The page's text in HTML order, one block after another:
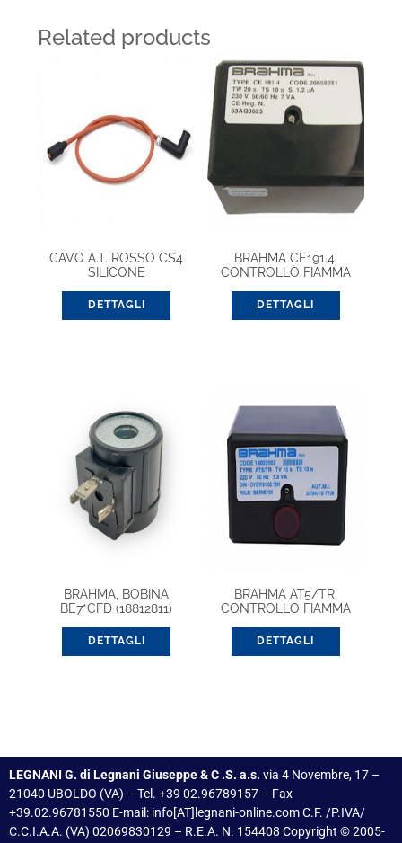
Related products
CAVO A.T. ROSSO CS4
SILICONE
DETTAGLI
BRAHMA CE191.4,
CONTROLLO FIAMMA
DETTAGLI
BRAHMA, BOBINA
BE7*CFD (18812811)
DETTAGLI
BRAHMA AT5/TR,
CONTROLLO FIAMMA
DETTAGLI
LEGNANI G. di Legnani Giuseppe & C .S. a.s. via 4 Novembre, 17 –
21040 UBOLDO (VA) – Tel. +39 02.96789157 – Fax
+39.02.96781550 E-mail: info[AT]legnani-online.com C.F. /P.IVA/
C.C.I.A.A. (VA) 02069830129 – R.E.A. N. 154408 Copyright © 2005-